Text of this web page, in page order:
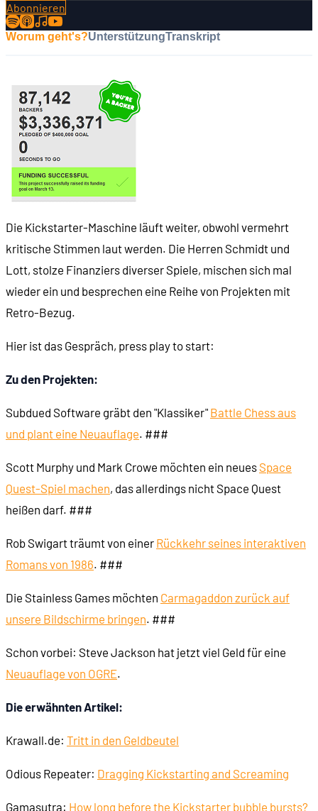
Abonnieren
Worum geht's?UnterstützungTranskript
Die Kickstarter-Maschine läuft weiter, obwohl vermehrt
kritische Stimmen laut werden. Die Herren Schmidt und
Lott, stolze Finanziers diverser Spiele, mischen sich mal
wieder ein und besprechen eine Reihe von Projekten mit
Retro-Bezug.
Hier ist das Gespräch, press play to start:
Zu den Projekten:
Subdued Software gräbt den "Klassiker" Battle Chess aus
und plant eine Neuauflage. ###
Scott Murphy und Mark Crowe möchten ein neues Space
Quest-Spiel machen, das allerdings nicht Space Quest
heißen darf. ###
Rob Swigart träumt von einer Rückkehr seines interaktiven
Romans von 1986. ###
Die Stainless Games möchten Carmagaddon zurück auf
unsere Bildschirme bringen. ###
Schon vorbei: Steve Jackson hat jetzt viel Geld für eine
Neuauflage von OGRE.
Die erwähnten Artikel:
Krawall.de: Tritt in den Geldbeutel
Odious Repeater: Dragging Kickstarting and Screaming
Gamasutra: How long before the Kickstarter bubble bursts?